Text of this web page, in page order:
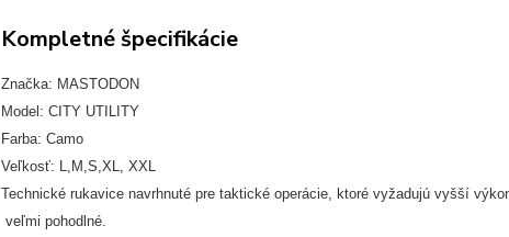
Kompletné špecifikácie
Značka: MASTODON
Model: CITY UTILITY
Farba: Camo
Veľkosť: L,M,S,XL, XXL
Technické rukavice navrhnuté pre taktické operácie, ktoré vyžadujú vyšší
veľmi pohodlné.